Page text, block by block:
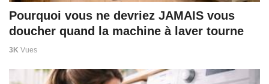
Pourquoi vous ne devriez JAMAIS vous
doucher quand la machine à laver tourne
3K Vues